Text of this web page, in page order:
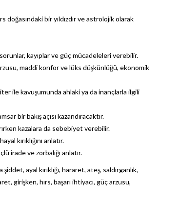
doğasındaki bir yıldızdır ve astrolojik olarak
kayıplar ve güç mücadeleleri verebilir.
maddi konfor ve lüks düşkünlüğü, ekonomik
ile kavuşumunda ahlaki ya da inançlarla ilgili
bir bakış açısı kazandıracaktır.
kazalara da sebebiyet verebilir.
kırıklığını anlatır.
irade ve zorbalığı anlatır.
ayal kırıklığı, hararet, ateş, saldırganlık,
girişken, hırs, başarı ihtiyacı, güç arzusu,